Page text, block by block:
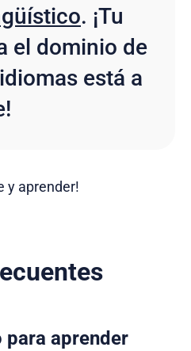
. ¡Tu
el dominio de
está a
y aprender!
para aprender